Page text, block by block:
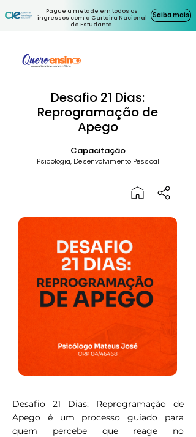
Pague a metade em todos os
ingressos com a Carteira Nacional
de Estudante.
Saiba mais
Desafio 21 Dias:
Reprogramação de
Apego
Capacitação
Psicologia, Desenvolvimento Pessoal
Desafio 21 Dias: Reprogramação de
Apego é um processo guiado para
quem percebe que reage no